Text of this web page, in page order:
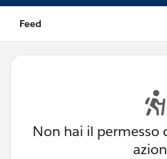
Feed
Non hai il permesso